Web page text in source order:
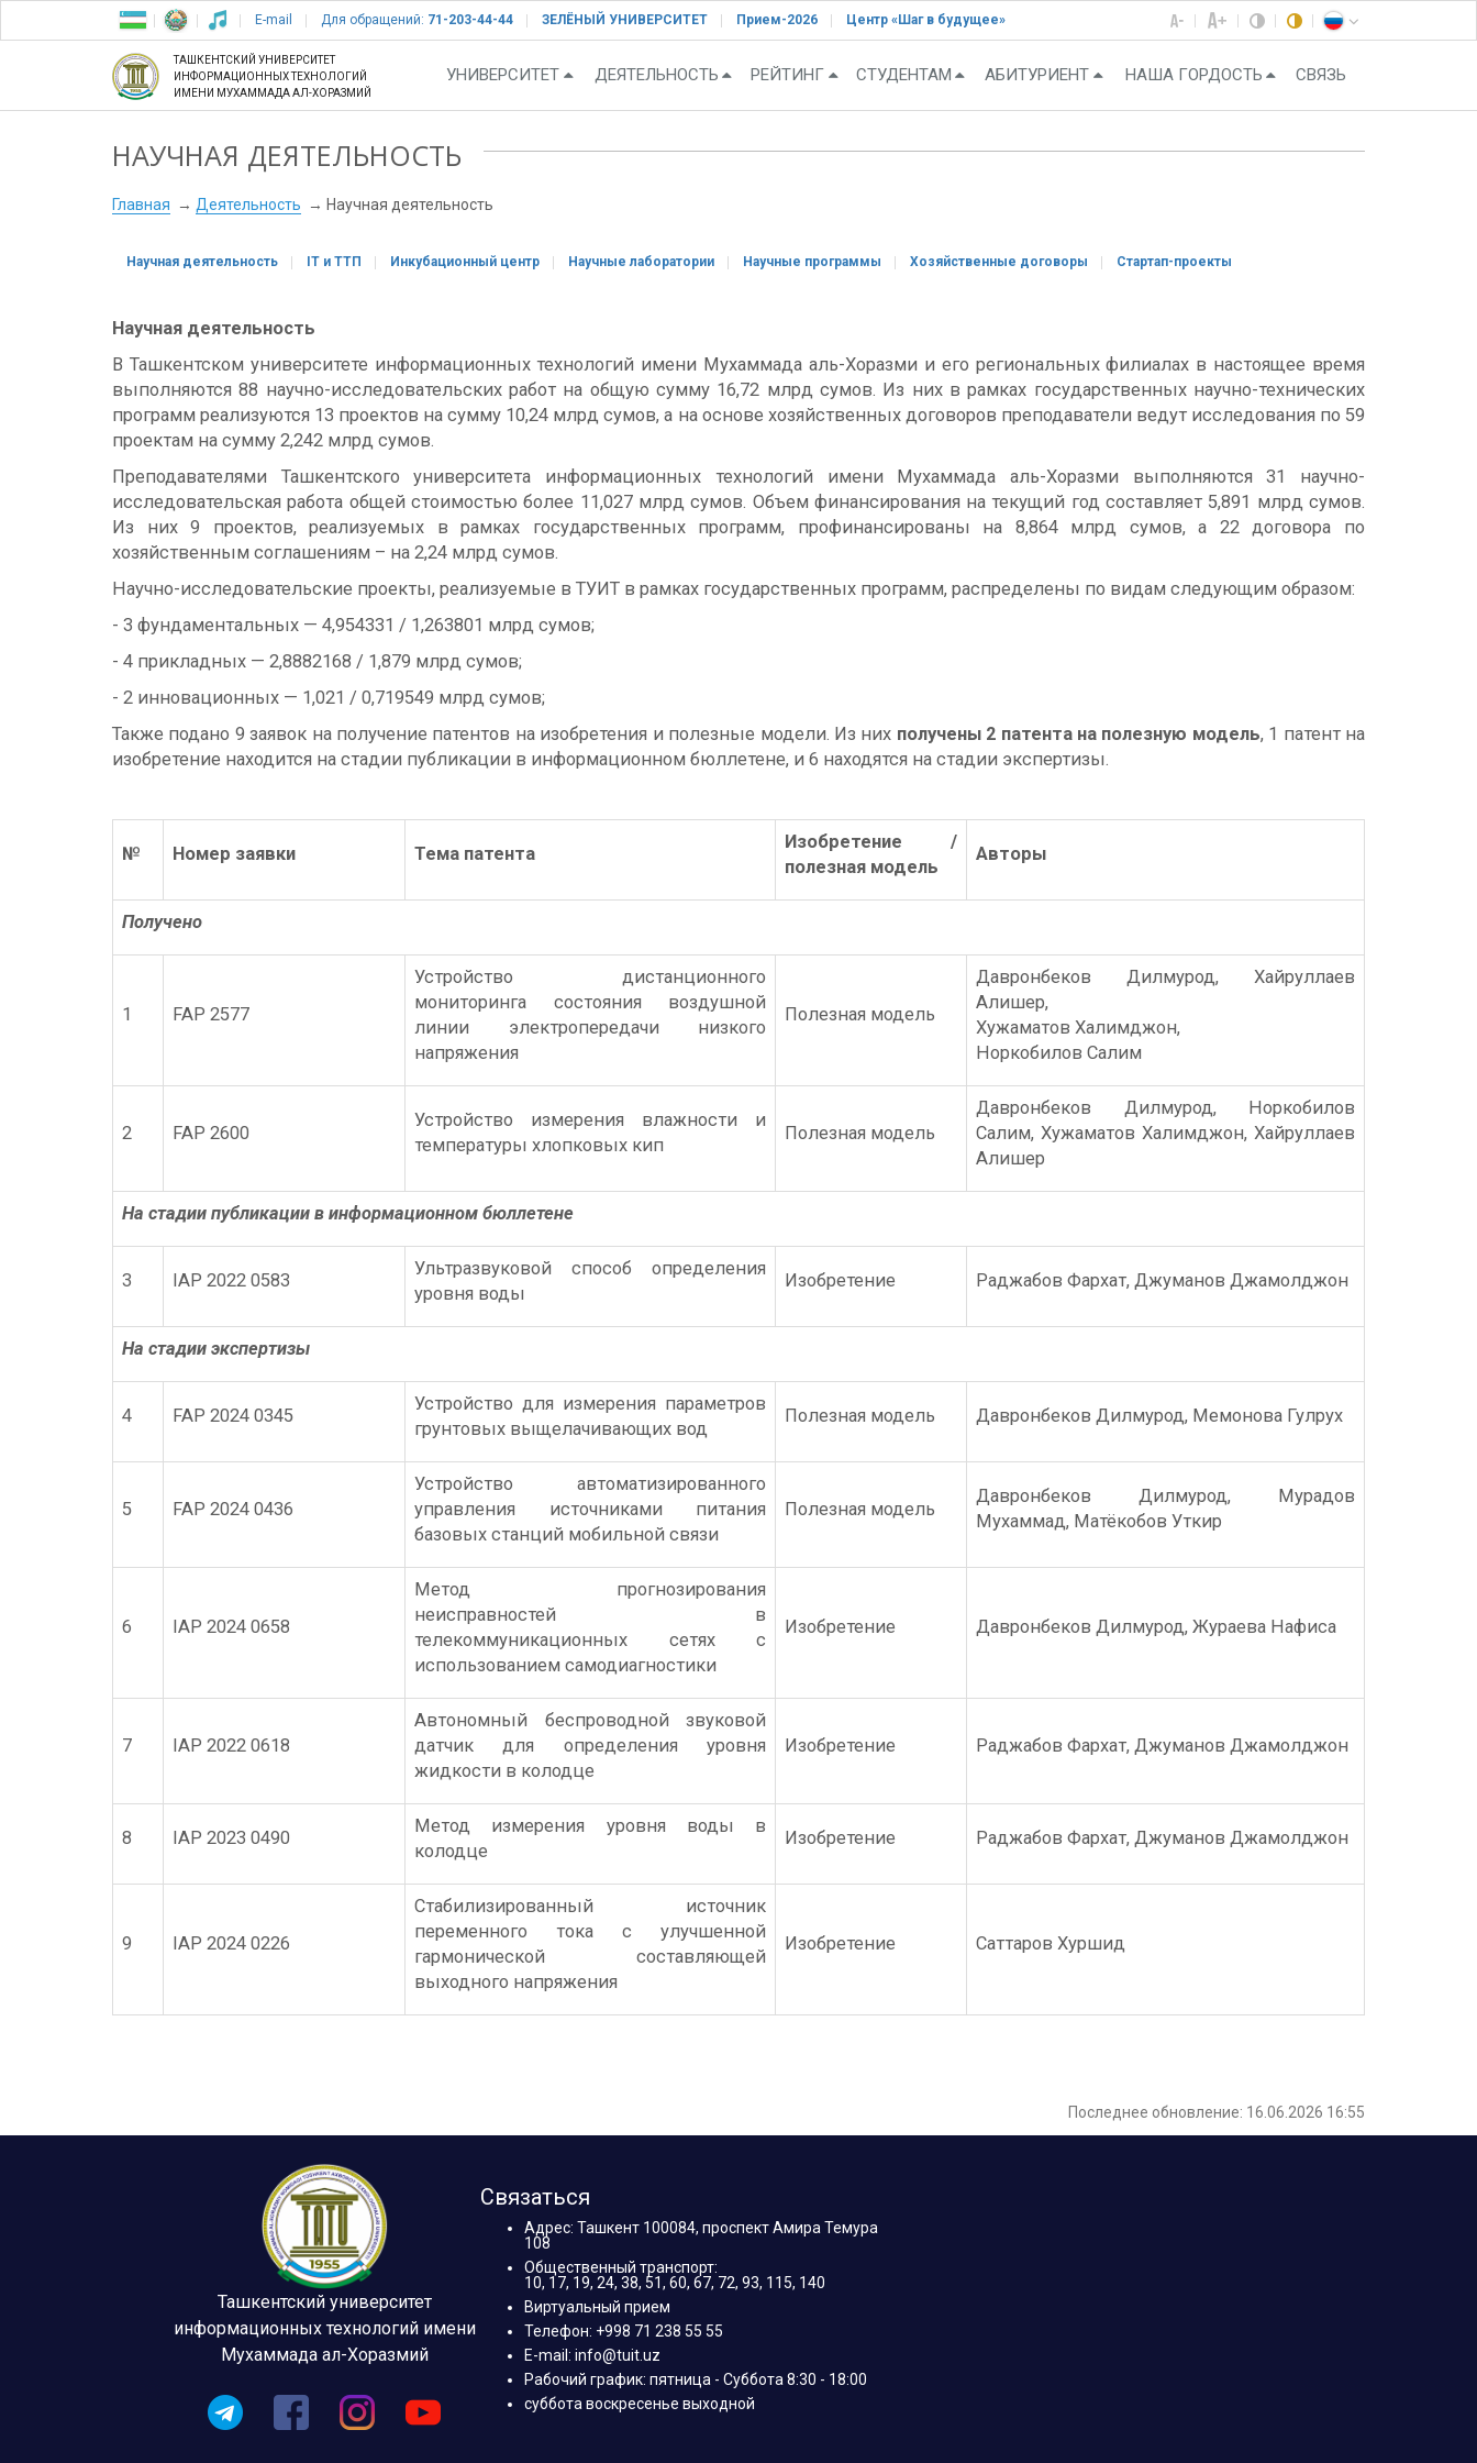
E-mail Для обращений: 71-203-44-44 ЗЕЛЁНЫЙ УНИВЕРСИТЕТ Прием-2026 Центр «Шаг в будущее»
ТАШКЕНТСКИЙ УНИВЕРСИТЕТ
ИНФОРМАЦИОННЫХ ТЕХНОЛОГИЙ
ИМЕНИ МУХАММАДА АЛ-ХОРАЗМИЙ
УНИВЕРСИТЕТ ДЕЯТЕЛЬНОСТЬ РЕЙТИНГ СТУДЕНТАМ АБИТУРИЕНТ НАША ГОРДОСТЬ СВЯЗЬ
НАУЧНАЯ ДЕЯТЕЛЬНОСТЬ
Главная Деятельность Научная деятельность
Научная деятельность IT и ТТП Инкубационный центр Научные лаборатории Научные программы Хозяйственные договоры Стартап-проекты
Научная деятельность
В Ташкентском университете информационных технологий имени Мухаммада аль-Хоразми и его региональных филиалах в настоящее время
выполняются 88 научно-исследовательских работ на общую сумму 16,72 млрд сумов. Из них в рамках государственных научно-технических
программ реализуются 13 проектов на сумму 10,24 млрд сумов, а на основе хозяйственных договоров преподаватели ведут исследования по 59
проектам на сумму 2,242 млрд сумов.
Преподавателями Ташкентского университета информационных технологий имени Мухаммада аль-Хоразми выполняются 31 научно-
исследовательская работа общей стоимостью более 11,027 млрд сумов. Объем финансирования на текущий год составляет 5,891 млрд сумов.
Из них 9 проектов, реализуемых в рамках государственных программ, профинансированы на 8,864 млрд сумов, а 22 договора по
хозяйственным соглашениям – на 2,24 млрд сумов.
Научно-исследовательские проекты, реализуемые в ТУИТ в рамках государственных программ, распределены по видам следующим образом:
- 3 фундаментальных — 4,954331 / 1,263801 млрд сумов;
- 4 прикладных — 2,8882168 / 1,879 млрд сумов;
- 2 инновационных — 1,021 / 0,719549 млрд сумов;
Также подано 9 заявок на получение патентов на изобретения и полезные модели. Из них получены 2 патента на полезную модель, 1 патент на
изобретение находится на стадии публикации в информационном бюллетене, и 6 находятся на стадии экспертизы.
№ Номер заявки Тема патента
Изобретение /
полезная модель
Авторы
Получено
1 FAP 2577
Устройство дистанционного
мониторинга состояния воздушной
линии электропередачи низкого
напряжения
Полезная модель
Давронбеков Дилмурод, Хайруллаев
Алишер,
Хужаматов Халимджон,
Норкобилов Салим
2 FAP 2600
Устройство измерения влажности и
температуры хлопковых кип
Полезная модель
Давронбеков Дилмурод, Норкобилов
Салим, Хужаматов Халимджон, Хайруллаев
Алишер
На стадии публикации в информационном бюллетене
3 IAP 2022 0583
Ультразвуковой способ определения
уровня воды
Изобретение Раджабов Фархат, Джуманов Джамолджон
На стадии экспертизы
4 FAP 2024 0345
Устройство для измерения параметров
грунтовых выщелачивающих вод
Полезная модель Давронбеков Дилмурод, Мемонова Гулрух
5 FAP 2024 0436
Устройство автоматизированного
управления источниками питания
базовых станций мобильной связи
Полезная модель
Давронбеков Дилмурод, Мурадов
Мухаммад, Матёкобов Уткир
6 IAP 2024 0658
Метод прогнозирования
неисправностей в
телекоммуникационных сетях с
использованием самодиагностики
Изобретение Давронбеков Дилмурод, Жураева Нафиса
7 IAP 2022 0618
Автономный беспроводной звуковой
датчик для определения уровня
жидкости в колодце
Изобретение Раджабов Фархат, Джуманов Джамолджон
8 IAP 2023 0490
Метод измерения уровня воды в
колодце
Изобретение Раджабов Фархат, Джуманов Джамолджон
9 IAP 2024 0226
Стабилизированный источник
переменного тока с улучшенной
гармонической составляющей
выходного напряжения
Изобретение Саттаров Хуршид
Последнее обновление: 16.06.2026 16:55
Ташкентский университет
информационных технологий имени
Мухаммада ал-Хоразмий
Связаться
Адрес: Ташкент 100084, проспект Амира Темура
108
Общественный транспорт:
10, 17, 19, 24, 38, 51, 60, 67, 72, 93, 115, 140
Виртуальный прием
Телефон: +998 71 238 55 55
E-mail: info@tuit.uz
Рабочий график: пятница - Суббота 8:30 - 18:00
суббота воскресенье выходной